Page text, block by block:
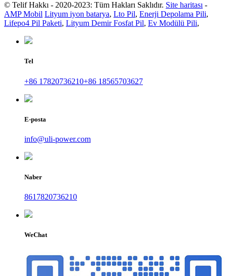
© Telif Hakkı - 2020-2023: Tüm Hakları Saklıdır. Site haritası -
AMP Mobil Lityum iyon batarya, Lto Pil, Enerji Depolama Pili,
Lifepo4 Pil Paketi, Lityum Demir Fosfat Pil, Ev Modülü Pili,
Tel
+86 17820736210+86 18565703627
E-posta
info@uli-power.com
Naber
8617820736210
WeChat